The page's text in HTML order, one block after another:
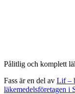
Pålitlig och komplett
Fass är en del av Lif –
läkemedelsföretagen i